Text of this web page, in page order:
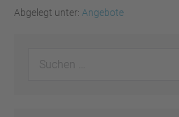
vom
12.06.
Abgelegt unter: Angebote
Suchen